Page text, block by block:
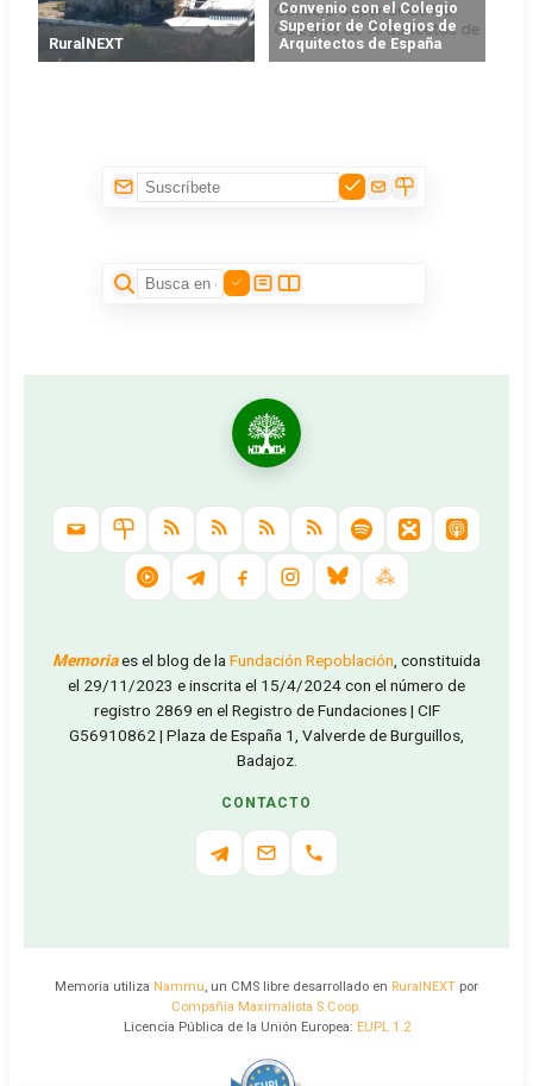
RuralNEXT
Convenio con el Colegio
Superior de Colegios de
Arquitectos de España
Memoriaes el blog de la Fundación Repoblación , constituida
el 29/11/2023 e inscrita el 15/4/2024 con el número de
registro 2869 en el Registro de Fundaciones | CIF
G56910862 | Plaza de España 1, Valverde de Burguillos,
Badajoz.
CONTACTO
Memoria utiliza Nammu, un CMS libre desarrollado en RuralNEXT por
Compañía Maximalista S.Coop.
Licencia Pública de la Unión Europea: EUPL 1.2